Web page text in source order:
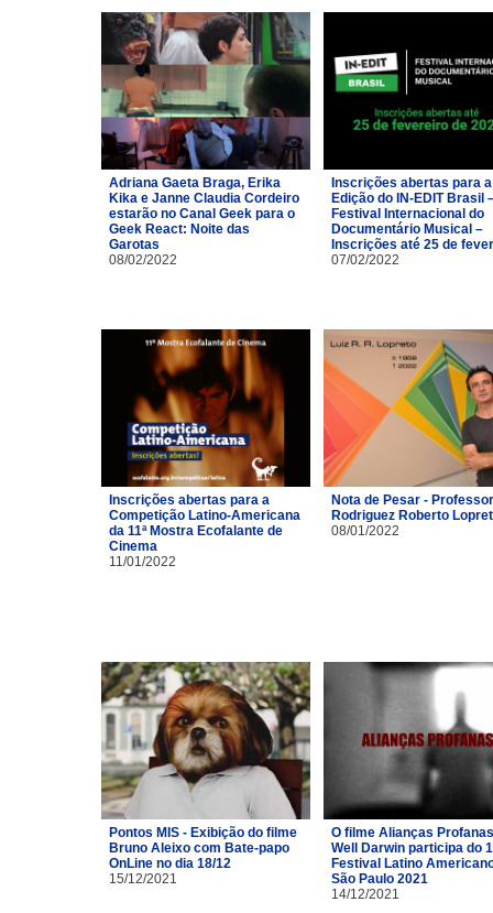
Adriana Gaeta Braga, Erika
Kika e Janne Claudia Cordeiro
estarão no Canal Geek para o
Geek React: Noite das
Garotas
08/02/2022
Inscrições abertas para a
Edição do IN-EDIT Brasil
Festival Internacional do
Documentário Musical –
Inscrições até 25 de
07/02/2022
Inscrições abertas para a
Competição Latino-Americana
da 11ª Mostra Ecofalante de
Cinema
11/01/2022
Nota de Pesar -
Rodriguez Roberto
08/01/2022
Pontos MIS - Exibição do filme
Bruno Aleixo com Bate-papo
OnLine no dia 18/12
15/12/2021
O filme Alianças
Well Darwin participa do
Festival Latino
São Paulo 2021
14/12/2021